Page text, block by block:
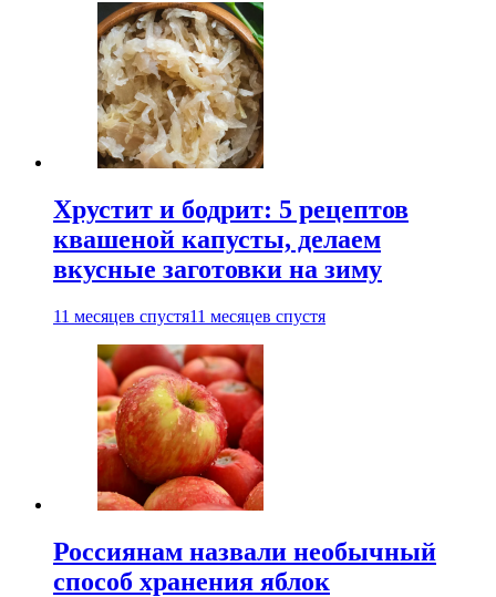
Хрустит и бодрит: 5 рецептов
квашеной капусты, делаем
вкусные заготовки на зиму
11 месяцев спустя11 месяцев спустя
Россиянам назвали необычный
способ хранения яблок